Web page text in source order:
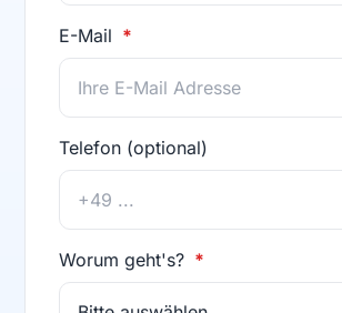
E-Mail
Telefon (optional)
Worum geht's?